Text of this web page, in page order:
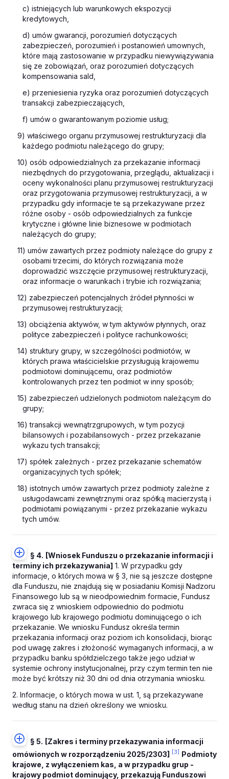
c) istniejących lub warunkowych ekspozycji
kredytowych,
d) umów gwarancji, porozumień dotyczących
zabezpieczeń, porozumień i postanowień umownych,
które mają zastosowanie w przypadku niewywiązywania
się ze zobowiązań, oraz porozumień dotyczących
kompensowania sald,
e) przeniesienia ryzyka oraz porozumień dotyczących
transakcji zabezpieczających,
f) umów o gwarantowanym poziomie usług;
9) właściwego organu przymusowej restrukturyzacji dla
każdego podmiotu należącego do grupy;
10) osób odpowiedzialnych za przekazanie informacji
niezbędnych do przygotowania, przeglądu, aktualizacji i
oceny wykonalności planu przymusowej restrukturyzacji
oraz przygotowania przymusowej restrukturyzacji, a w
przypadku gdy informacje te są przekazywane przez
różne osoby - osób odpowiedzialnych za funkcje
krytyczne i główne linie biznesowe w podmiotach
należących do grupy;
11) umów zawartych przez podmioty należące do grupy z
osobami trzecimi, do których rozwiązania może
doprowadzić wszczęcie przymusowej restrukturyzacji,
oraz informacje o warunkach i trybie ich rozwiązania;
12) zabezpieczeń potencjalnych źródeł płynności w
przymusowej restrukturyzacji;
13) obciążenia aktywów, w tym aktywów płynnych, oraz
polityce zabezpieczeń i polityce rachunkowości;
14) struktury grupy, w szczególności podmiotów, w
których prawa właścicielskie przysługują krajowemu
podmiotowi dominującemu, oraz podmiotów
kontrolowanych przez ten podmiot w inny sposób;
15) zabezpieczeń udzielonych podmiotom należącym do
grupy;
16) transakcji wewnątrzgrupowych, w tym pozycji
bilansowych i pozabilansowych - przez przekazanie
wykazu tych transakcji;
17) spółek zależnych - przez przekazanie schematów
organizacyjnych tych spółek;
18) istotnych umów zawartych przez podmioty zależne z
usługodawcami zewnętrznymi oraz spółką macierzystą i
podmiotami powiązanymi - przez przekazanie wykazu
tych umów.
§ 4. [Wniosek Funduszu o przekazanie informacji i
terminy ich przekazywania] 1. W przypadku gdy
informacje, o których mowa w § 3, nie są jeszcze dostępne
dla Funduszu, nie znajdują się w posiadaniu Komisji Nadzoru
Finansowego lub są w nieodpowiednim formacie, Fundusz
zwraca się z wnioskiem odpowiednio do podmiotu
krajowego lub krajowego podmiotu dominującego o ich
przekazanie. We wniosku Fundusz określa termin
przekazania informacji oraz poziom ich konsolidacji, biorąc
pod uwagę zakres i złożoność wymaganych informacji, a w
przypadku banku spółdzielczego także jego udział w
systemie ochrony instytucjonalnej, przy czym termin ten nie
może być krótszy niż 30 dni od dnia otrzymania wniosku.
2. Informacje, o których mowa w ust. 1, są przekazywane
według stanu na dzień określony we wniosku.
§ 5. [Zakres i terminy przekazywania informacji
omówionych w rozporządzeniu 2025/2303]
[3] Podmioty
krajowe, z wyłączeniem kas, a w przypadku grup -
krajowy podmiot dominujący, przekazują Funduszowi